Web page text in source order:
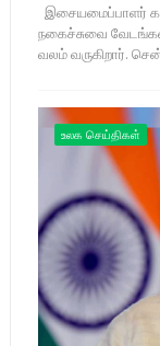
இசையமைப்பாளர்
நகைச்சுவை
வலம் வருகிறார்.
உலக செய்திகள்